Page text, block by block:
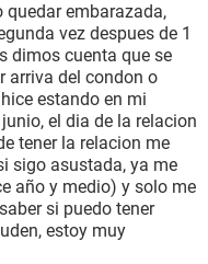
quedar embarazada,
vez despues de 1
dimos cuenta que se
arriva del condon o
estando en mi
el dia de la relacion
tener la relacion me
sigo asustada, ya me
año y medio) y solo me
si puedo tener
estoy muy